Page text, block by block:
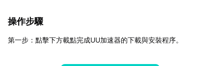
操作步驟
第一步：點擊下方載點完成UU加速器的下載與安裝程序。